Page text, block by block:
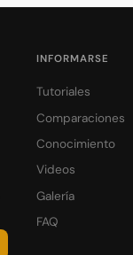
INFORMARSE
Tutoriales
Comparaciones
Conocimiento
Videos
Galería
FAQ